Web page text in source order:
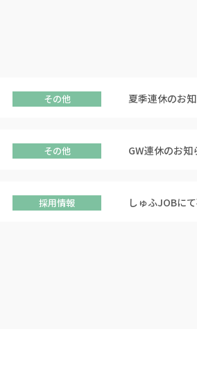
その他 夏季連休のお
その他 GW連休のお知
採用情報 しゅふJOBに